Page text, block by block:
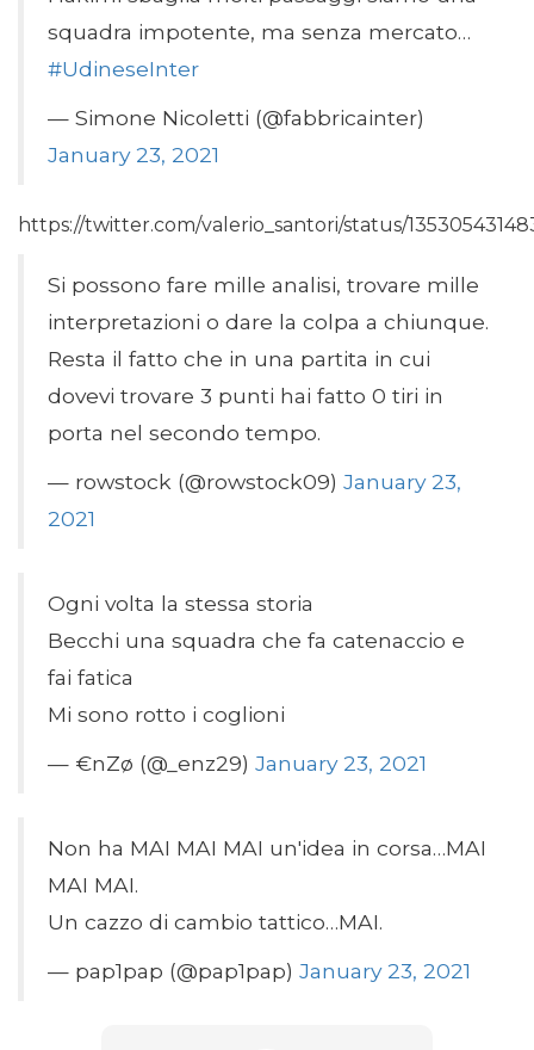
squadra impotente, ma senza mercato…
#UdineseInter
— Simone Nicoletti (@fabbricainter)
January 23, 2021
https://twitter.com/valerio_santori/status/
Si possono fare mille analisi, trovare mille
interpretazioni o dare la colpa a chiunque.
Resta il fatto che in una partita in cui
dovevi trovare 3 punti hai fatto 0 tiri in
porta nel secondo tempo.
— rowstock (@rowstock09) January 23,
2021
Ogni volta la stessa storia
Becchi una squadra che fa catenaccio e
fai fatica
Mi sono rotto i coglioni
— €nZø (@_enz29) January 23, 2021
Non ha MAI MAI MAI un'idea in corsa…MAI
MAI MAI.
Un cazzo di cambio tattico…MAI.
— pap1pap (@pap1pap) January 23, 2021